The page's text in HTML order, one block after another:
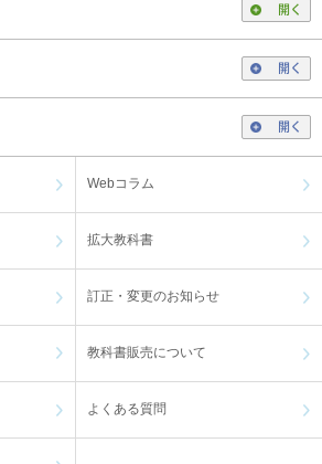
開く
開く
開く
Webコラム
拡大教科書
訂正・変更のお知らせ
教科書販売について
よくある質問